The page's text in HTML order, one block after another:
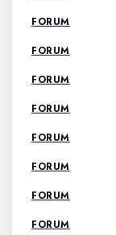
FORUM
FORUM
FORUM
FORUM
FORUM
FORUM
FORUM
FORUM